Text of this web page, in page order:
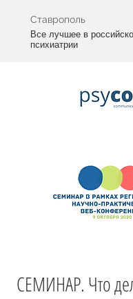
Ставрополь
Все лучшее в
психиатрии
СЕМИНАР. Что